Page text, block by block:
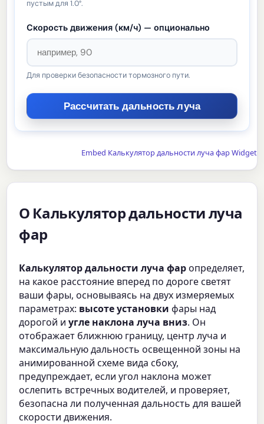
пустым для 1.0°.
Скорость движения (км/ч) — опционально
Для проверки безопасности тормозного пути.
Embed Калькулятор дальности луча фар Widget
О Калькулятор дальности луча
фар
Калькулятор дальности луча фаропределяет,
на какое расстояние вперед по дороге светят
ваши фары, основываясь на двух измеряемых
параметрах: высоте установки фары над
дорогой иугле наклона луча вниз. Он
отображает ближнюю границу, центр луча и
максимальную дальность освещенной зоны на
анимированной схеме вида сбоку,
предупреждает, если угол наклона может
ослепить встречных водителей, и проверяет,
безопасна ли полученная дальность для вашей
скорости движения.